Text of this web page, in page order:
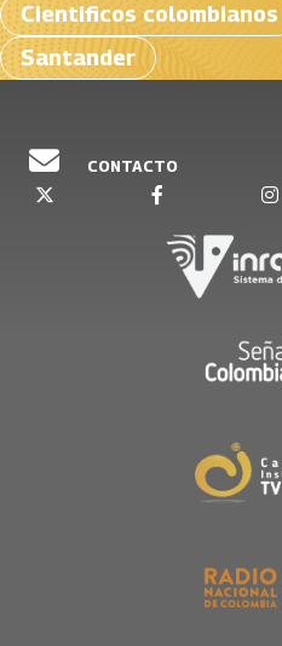
Cientificos colombianos
Santander
CONTACTO